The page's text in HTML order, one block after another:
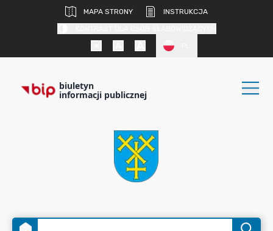
MAPA STRONY
INSTRUKCJA
biuletyn
informacji publicznej